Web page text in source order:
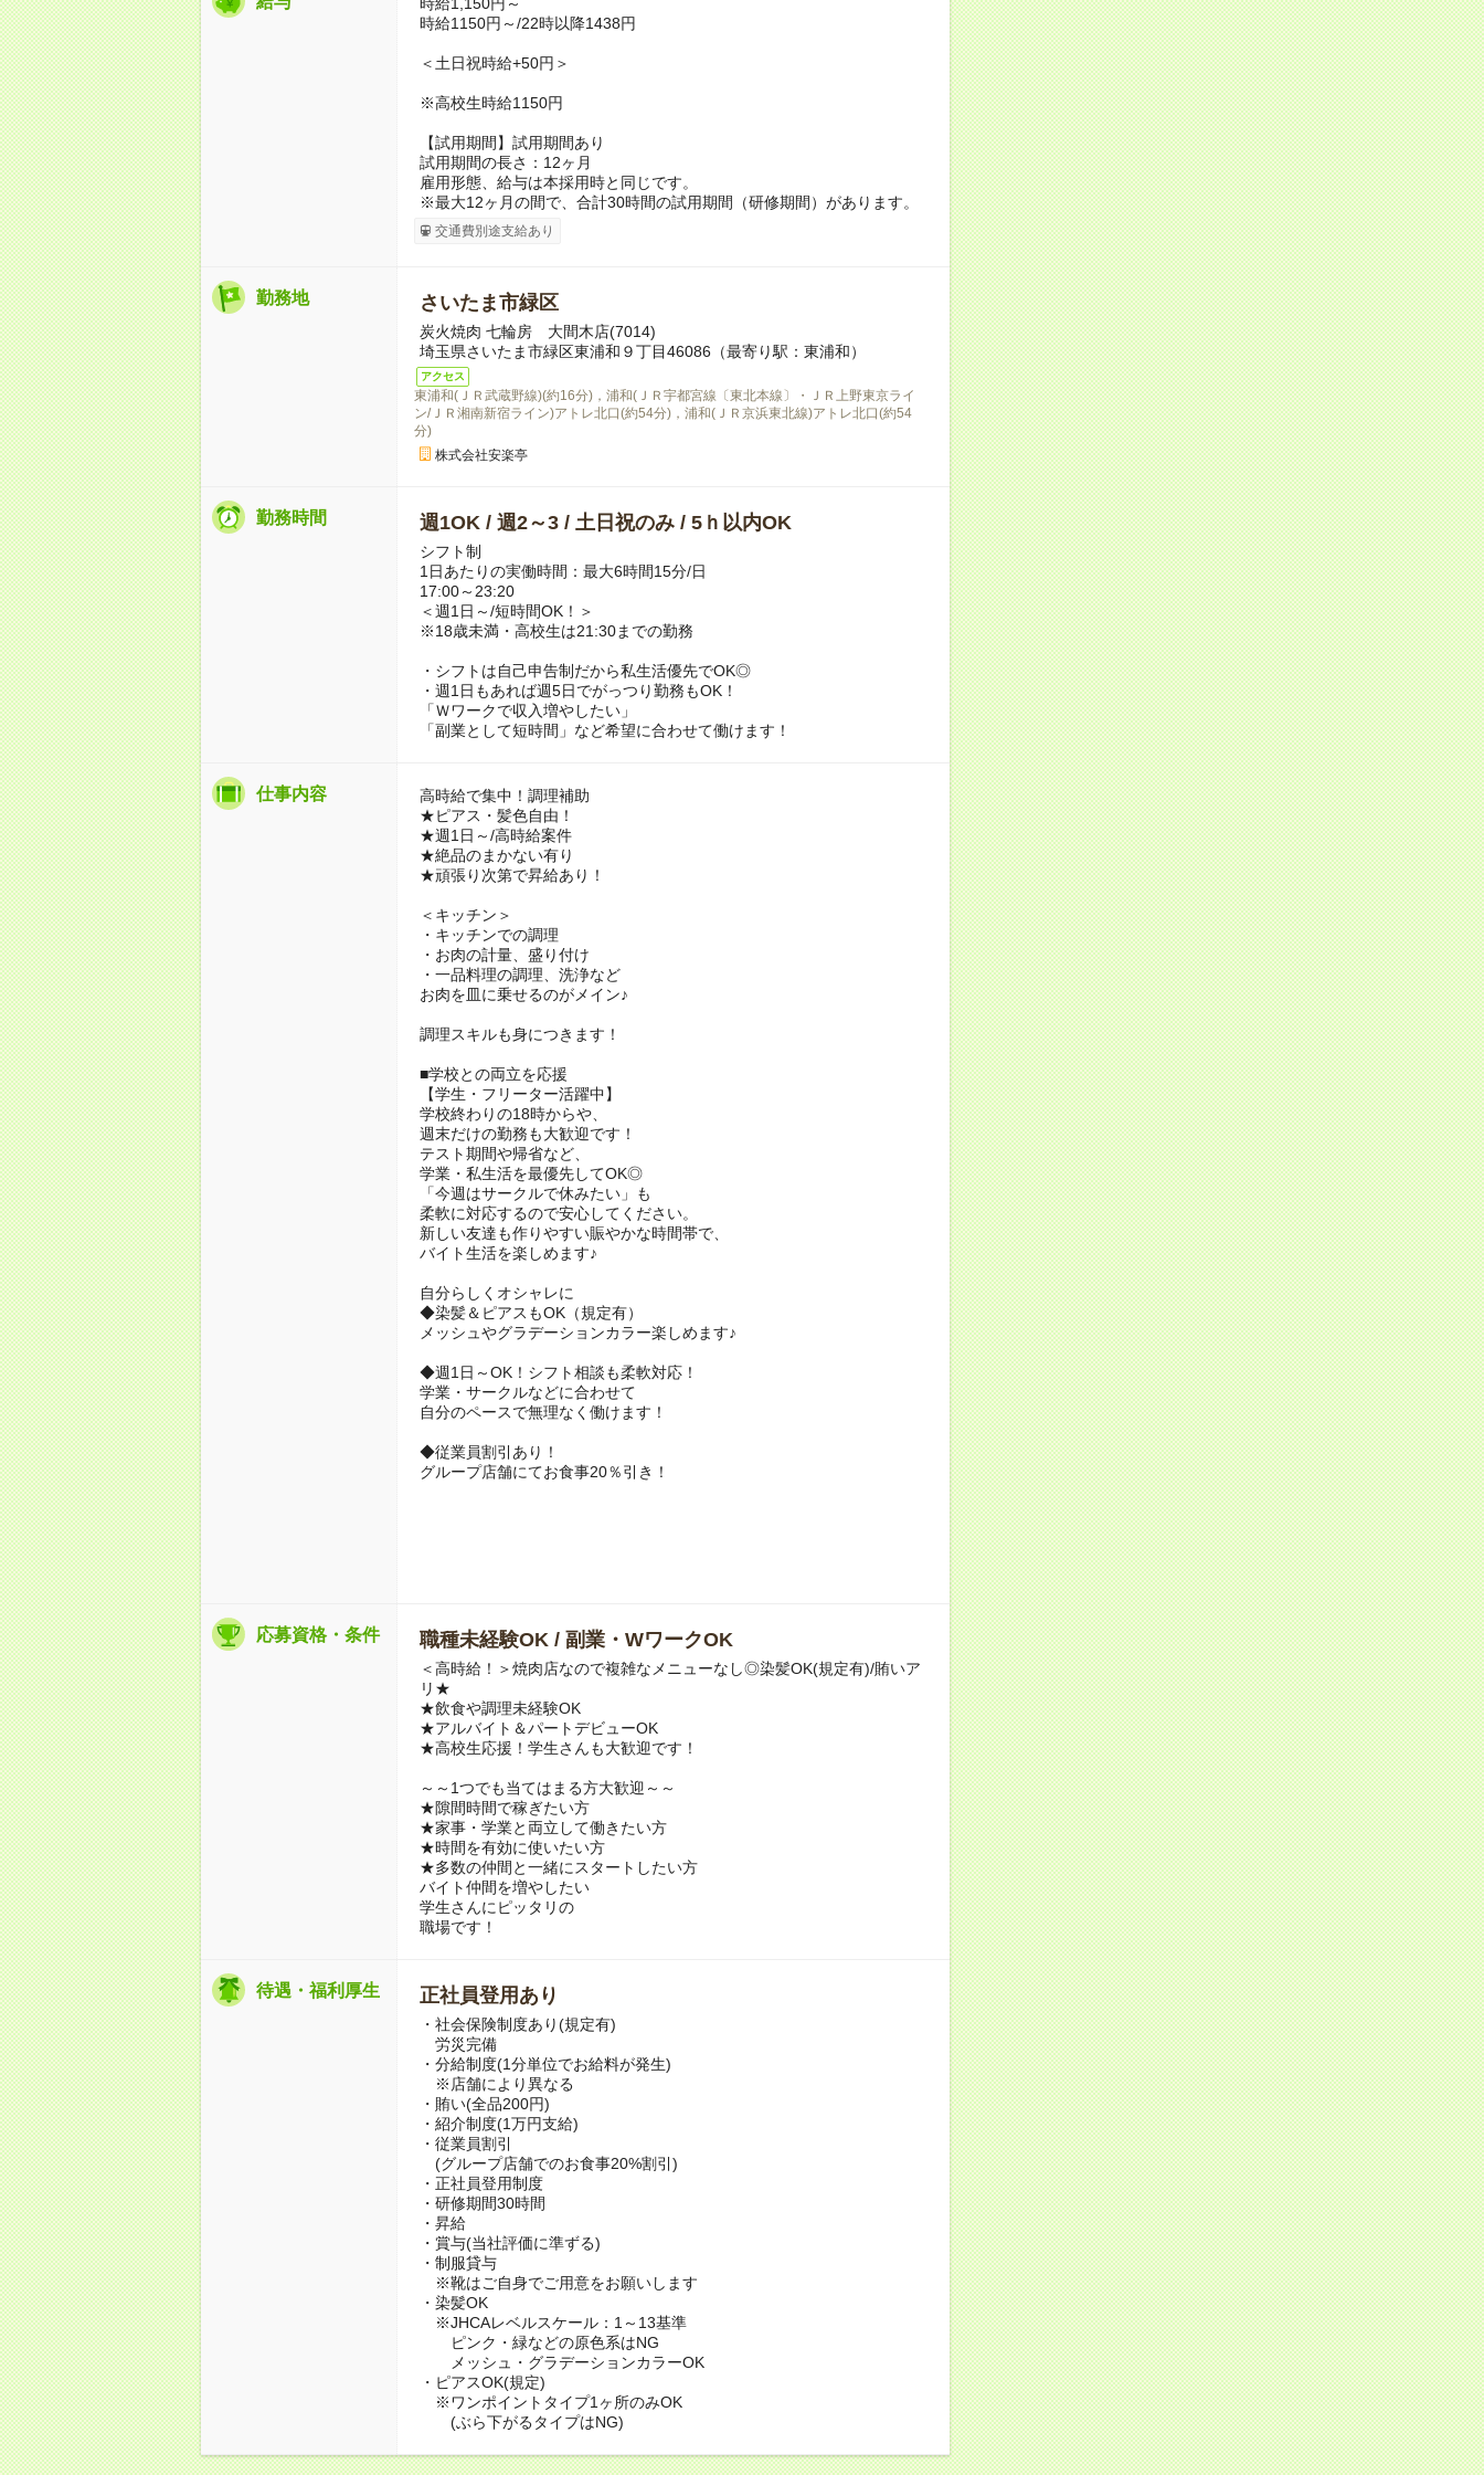
時給1150円～/22時以降1438円
＜土日祝時給+50円＞
※高校生時給1150円
【試用期間】試用期間あり
試用期間の長さ：12ヶ月
雇用形態、給与は本採用時と同じです。
※最大12ヶ月の間で、合計30時間の試用期間（研修期間）があります。
交通費別途支給あり
勤務地 さいたま市緑区
炭火焼肉 七輪房 大間木店(7014)
埼玉県さいたま市緑区東浦和９丁目46086（最寄り駅：東浦和）
アクセス
東浦和(ＪＲ武蔵野線)(約16分)，浦和(ＪＲ宇都宮線〔東北本線〕・ＪＲ上野東京ライ
ン/ＪＲ湘南新宿ライン)アトレ北口(約54分)，浦和(ＪＲ京浜東北線)アトレ北口(約54
分)
株式会社安楽亭
勤務時間 週1OK / 週2～3 / 土日祝のみ / 5ｈ以内OK
シフト制
1日あたりの実働時間：最大6時間15分/日
17:00～23:20
＜週1日～/短時間OK！＞
※18歳未満・高校生は21:30までの勤務
・シフトは自己申告制だから私生活優先でOK◎
・週1日もあれば週5日でがっつり勤務もOK！
「Ｗワークで収入増やしたい」
「副業として短時間」など希望に合わせて働けます！
仕事内容
高時給で集中！調理補助
★ピアス・髪色自由！
★週1日～/高時給案件
★絶品のまかない有り
★頑張り次第で昇給あり！
＜キッチン＞
・キッチンでの調理
・お肉の計量、盛り付け
・一品料理の調理、洗浄など
お肉を皿に乗せるのがメイン♪
調理スキルも身につきます！
■学校との両立を応援
【学生・フリーター活躍中】
学校終わりの18時からや、
週末だけの勤務も大歓迎です！
テスト期間や帰省など、
学業・私生活を最優先してOK◎
「今週はサークルで休みたい」も
柔軟に対応するので安心してください。
新しい友達も作りやすい賑やかな時間帯で、
バイト生活を楽しめます♪
自分らしくオシャレに
◆染髪＆ピアスもOK（規定有）
メッシュやグラデーションカラー楽しめます♪
◆週1日～OK！シフト相談も柔軟対応！
学業・サークルなどに合わせて
自分のペースで無理なく働けます！
◆従業員割引あり！
グループ店舗にてお食事20％引き！
応募資格・条件 職種未経験OK / 副業・WワークOK
＜高時給！＞焼肉店なので複雑なメニューなし◎染髪OK(規定有)/賄いア
リ★
★飲食や調理未経験OK
★アルバイト＆パートデビューOK
★高校生応援！学生さんも大歓迎です！
～～1つでも当てはまる方大歓迎～～
★隙間時間で稼ぎたい方
★家事・学業と両立して働きたい方
★時間を有効に使いたい方
★多数の仲間と一緒にスタートしたい方
バイト仲間を増やしたい
学生さんにピッタリの
職場です！
待遇・福利厚生 正社員登用あり
・社会保険制度あり(規定有)
労災完備
・分給制度(1分単位でお給料が発生)
※店舗により異なる
・賄い(全品200円)
・紹介制度(1万円支給)
・従業員割引
(グループ店舗でのお食事20%割引)
・正社員登用制度
・研修期間30時間
・昇給
・賞与(当社評価に準ずる)
・制服貸与
※靴はご自身でご用意をお願いします
・染髪OK
※JHCAレベルスケール：1～13基準
ピンク・緑などの原色系はNG
メッシュ・グラデーションカラーOK
・ピアスOK(規定)
※ワンポイントタイプ1ヶ所のみOK
(ぶら下がるタイプはNG)